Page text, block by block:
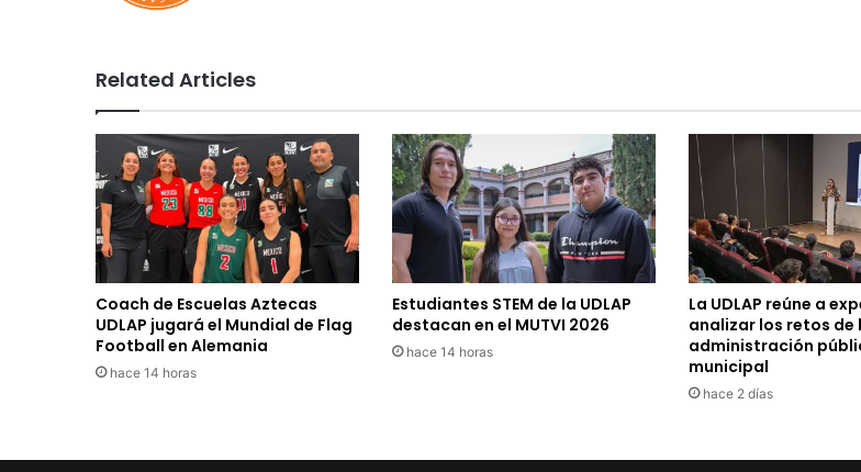
Related Articles
Coach de Escuelas Aztecas
UDLAP jugará el Mundial de Flag
Football en Alemania
hace 14 horas
Estudiantes STEM de la UDLAP
destacan en el MUTVI 2026
hace 14 horas
La UDLAP reúne a
analizar los retos de
administración
municipal
hace 2 días